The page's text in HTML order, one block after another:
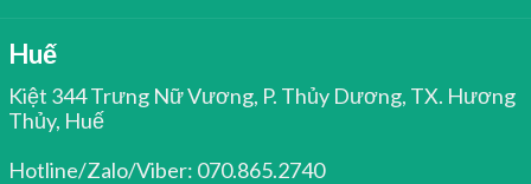
Huế
Kiệt 344 Trưng Nữ Vương, P. Thủy Dương, TX. Hương
Thủy, Huế
Hotline/Zalo/Viber: 070.865.2740